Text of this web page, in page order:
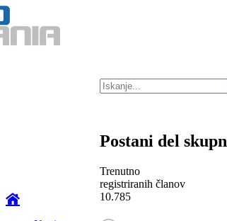
Postani del
Trenutno
registriranih članov
10.785